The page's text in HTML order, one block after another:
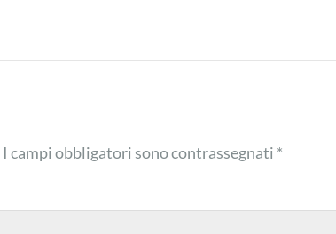
I campi obbligatori sono contrassegnati *